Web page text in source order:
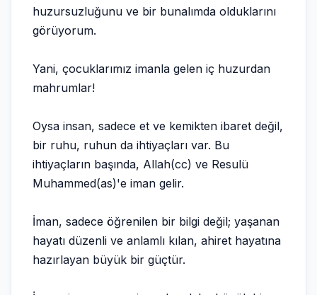
huzursuzluğunu ve bir bunalımda olduklarını
görüyorum.
Yani, çocuklarımız imanla gelen iç huzurdan
mahrumlar!
Oysa insan, sadece et ve kemikten ibaret değil,
bir ruhu, ruhun da ihtiyaçları var. Bu
ihtiyaçların başında, Allah(cc) ve Resulü
Muhammed(as)'e iman gelir.
İman, sadece öğrenilen bir bilgi değil; yaşanan
hayatı düzenli ve anlamlı kılan, ahiret hayatına
hazırlayan büyük bir güçtür.